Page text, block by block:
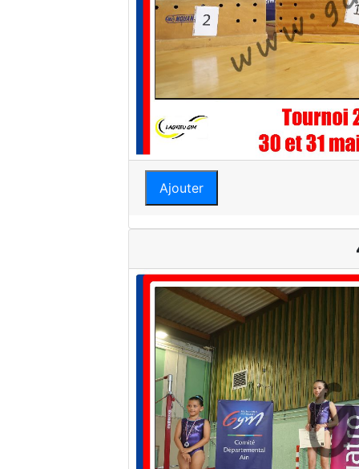
Ajouter